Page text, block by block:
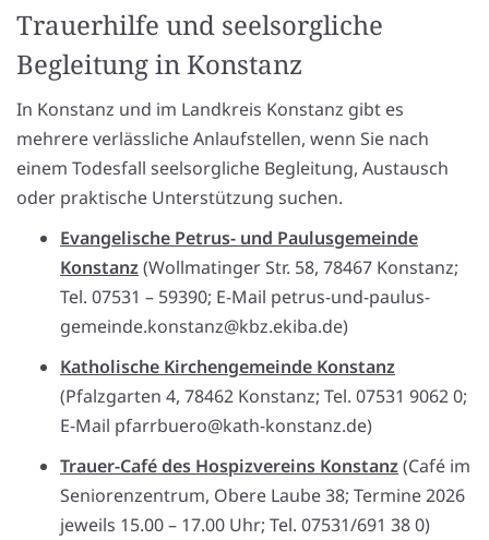
Trauerhilfe und seelsorgliche
Begleitung in Konstanz
In Konstanz und im Landkreis Konstanz gibt es
mehrere verlässliche Anlaufstellen, wenn Sie nach
einem Todesfall seelsorgliche Begleitung, Austausch
oder praktische Unterstützung suchen.
Evangelische Petrus- und Paulusgemeinde
Konstanz(Wollmatinger Str. 58, 78467 Konstanz;
Tel. 07531 – 59390; E-Mail petrus-und-paulus-
gemeinde.konstanz@kbz.ekiba.de)
Katholische Kirchengemeinde Konstanz
(Pfalzgarten 4, 78462 Konstanz; Tel. 07531 9062 0;
E-Mail pfarrbuero@kath-konstanz.de)
Trauer-Café des Hospizvereins Konstanz(Café im
Seniorenzentrum, Obere Laube 38; Termine 2026
jeweils 15.00 – 17.00 Uhr; Tel. 07531/691 38 0)